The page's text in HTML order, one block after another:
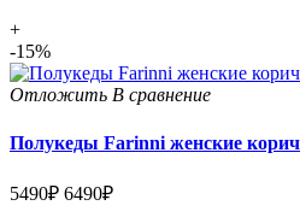
+
-15%
Отложить В сравнение
Полукеды Farinni женские
5490₽ 6490₽